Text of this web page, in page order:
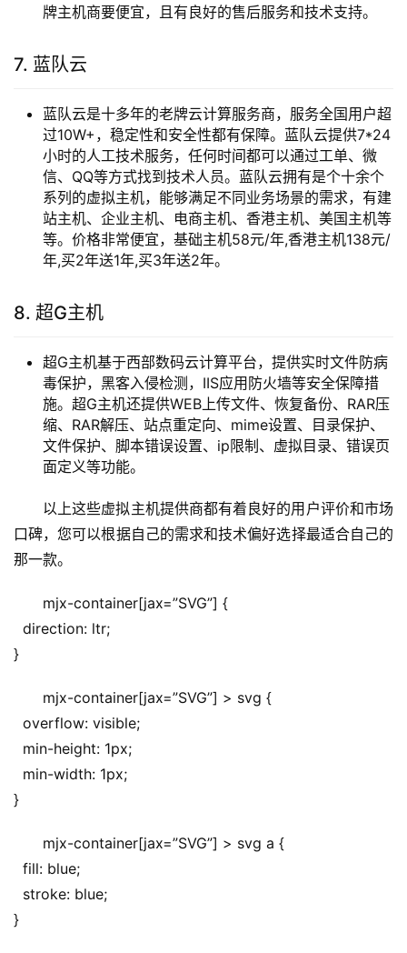
牌主机商要便宜，且有良好的售后服务和技术支持。
7. 蓝队云
蓝队云是十多年的老牌云计算服务商，服务全国用户超
过10W+，稳定性和安全性都有保障。蓝队云提供7*24
小时的人工技术服务，任何时间都可以通过工单、微
信、QQ等方式找到技术人员。蓝队云拥有是个十余个
系列的虚拟主机，能够满足不同业务场景的需求，有建
站主机、企业主机、电商主机、香港主机、美国主机等
等。价格非常便宜，基础主机58元/年,香港主机138元/
年,买2年送1年,买3年送2年。
8. 超G主机
超G主机基于西部数码云计算平台，提供实时文件防病
毒保护，黑客入侵检测，IIS应用防火墙等安全保障措
施。超G主机还提供WEB上传文件、恢复备份、RAR压
缩、RAR解压、站点重定向、mime设置、目录保护、
文件保护、脚本错误设置、ip限制、虚拟目录、错误页
面定义等功能。
以上这些虚拟主机提供商都有着良好的用户评价和市场
口碑，您可以根据自己的需求和技术偏好选择最适合自己的
那一款。
mjx-container[jax=”SVG”] {
  direction: ltr;
}
mjx-container[jax=”SVG”] > svg {
  overflow: visible;
  min-height: 1px;
  min-width: 1px;
}
mjx-container[jax=”SVG”] > svg a {
  fill: blue;
  stroke: blue;
}